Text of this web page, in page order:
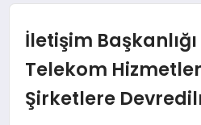
EKONOMI
MAGAZIN
İletişim
Telekom
Şirketlere